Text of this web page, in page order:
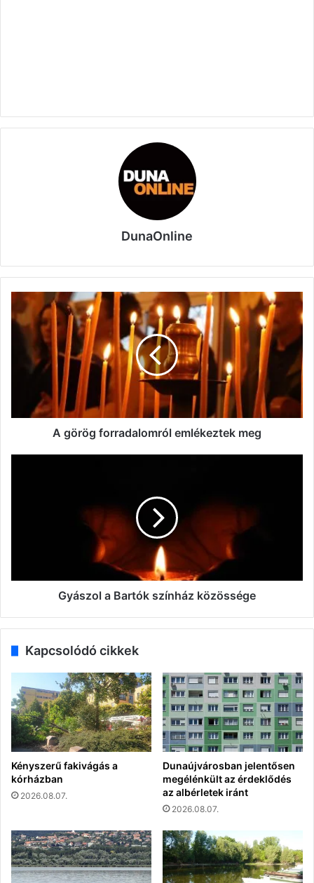
DunaOnline
görög
forradalomról
emlékeztek
meg
A görög forradalomról emlékeztek meg
Gyászol a Bartók színház közössége
Kapcsolódó cikkek
Kényszerű fakivágás a
kórházban
2026.08.07.
Dunaújvárosban jelentősen
megélénkült az érdeklődés
az albérletek iránt
2026.08.07.